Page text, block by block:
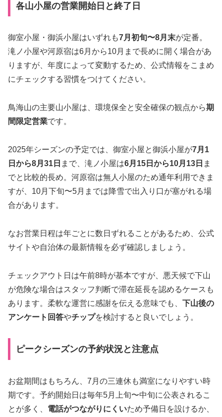
各山小屋の営業開始日と終了日
御室小屋・御浜小屋はいずれも7月初旬〜8月末が定番。
滝ノ小屋や河原宿は6月から10月まで長めに開く場合があ
りますが、年度によって変動するため、公式情報をこまめ
にチェックする習慣をつけてください。
鳥海山の主要山小屋は、環境保全と安全確保の観点から期
間限定営業です。
2025年シーズンの予定では、御室小屋と御浜小屋が7月1
日から8月31日 まで、滝ノ小屋は6月15日から10月13日 ま
でと比較的長め。河原宿は無人小屋のため通年利用できま
すが、10月下旬〜5月までは降雪で出入り口が塞がれる場
合があります。
なお営業日程は年ごとに数日ずれることがあるため、公式
サイトや自治体の最新情報を必ず確認しましょう。
チェックアウト日は午前8時が基本ですが、悪天候で下山
が危険な場合はスタッフ判断で滞在延長を認めるケースも
あります。柔軟な運営に感謝を伝える意味でも、 下山後の
アンケート回答やチップを検討すると良いでしょう。
ピークシーズンの予約状況と注意点
お盆期間はもちろん、7月の三連休も満室になりやすい時
期です。予約開始日は毎年5月上旬〜中旬に公表されるこ
とが多く、 電話がつながりにくいため予備日を設けるか、